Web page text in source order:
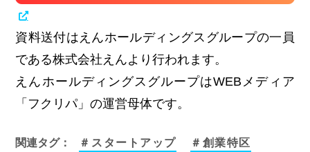
資料送付はえんホールディングスグループの一員
である株式会社えんより行われます。
えんホールディングスグループはWEBメディア
「フクリパ」の運営母体です。
関連タグ： ＃スタートアップ ＃創業特区